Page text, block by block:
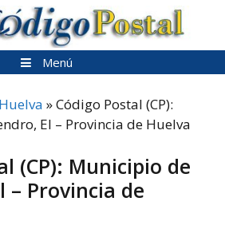
Menú
Huelva »Código Postal (CP):
El – Provincia de Huelva
(CP): Municipio de
– Provincia de